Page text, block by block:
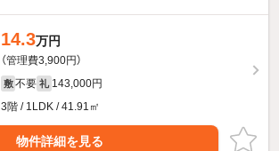
14.3万円
（管理費3,900円）
敷 不要 礼 143,000円
3階 / 1LDK / 41.91㎡
物件詳細を見る